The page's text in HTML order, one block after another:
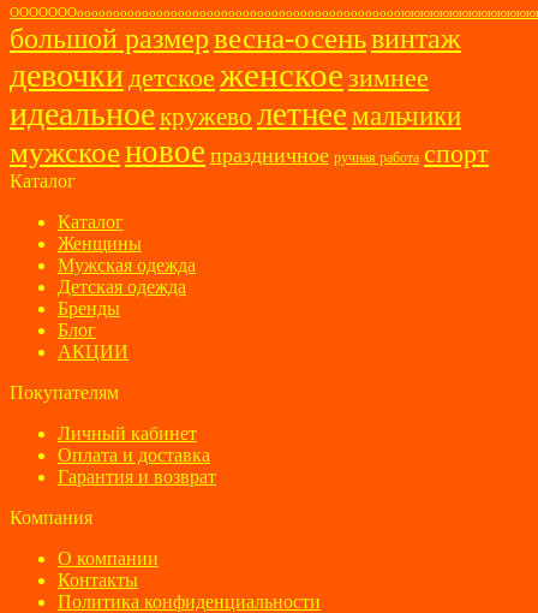
большой размервесна-осеньвинтаж
девочки детское женское зимнее
идеальноекружево летнее мальчики
мужскоеновое праздничное ручная работа спорт
Каталог
Каталог
Женщины
Мужская одежда
Детская одежда
Бренды
Блог
АКЦИИ
Покупателям
Личный кабинет
Оплата и доставка
Гарантия и возврат
Компания
О компании
Контакты
Политика конфиденциальности